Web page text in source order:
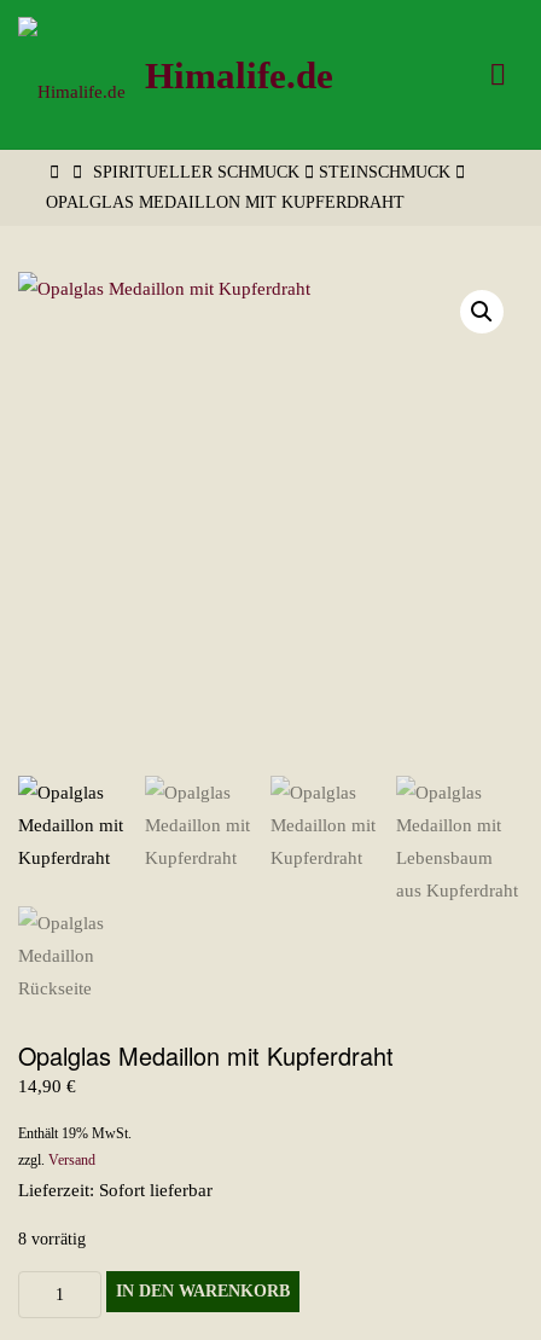
Zum
Himalife.de
STARTSPIRITUELLER SCHMUCK
STEINSCHMUCK
OPALGLAS MEDAILLON MIT KUPFERDRAHT
Opalglas Medaillon mit Kupferdraht
14,90€
Enthält 19% MwSt.
zzgl.Versand
Lieferzeit: Sofort lieferbar
8 vorrätig
Opalglas
IN DEN WARENKORB